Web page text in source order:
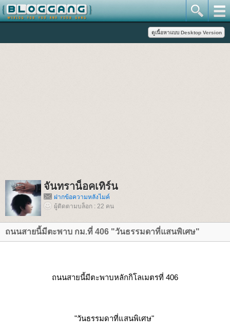
จันทราน็อคเทิร์น
ฝากข้อความหลังไมค์
ผู้ติดตามบล็อก : 22 คน
ถนนสายนี้มีตะพาบ กม.ที่ 406 "วันธรรมดาที่แสนพิเศษ"
ถนนสายนี้มีตะพาบหลักกิโลเมตรที่ 406
"วันธรรมดาที่สนพิเศษ"